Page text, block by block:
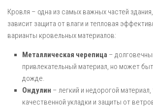
Кровля – одна из самых важных частей
зависит защита от влаги и тепловая
варианты кровельных материалов:
Металлическая черепица –
привлекательный материал, но может
дожде.
Ондулин – легкий и недорогой
качественной укладки и защиты от